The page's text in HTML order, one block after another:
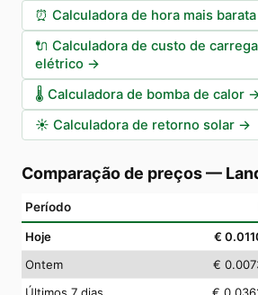
⏰ Calculadora de hora mais barata
🔌 Calculadora de custo de
elétrico →
🌡️ Calculadora de bomba de calor
☀️ Calculadora de retorno solar →
Comparação de preços—
Período
Hoje €
Ontem
€